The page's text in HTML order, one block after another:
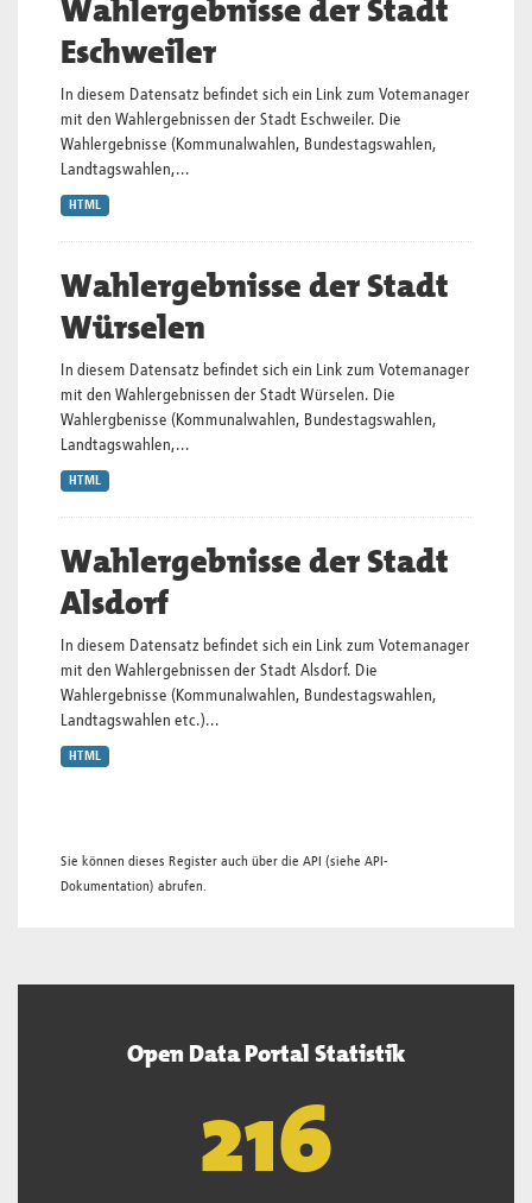
Wahlergebnisse der Stadt
Eschweiler
In diesem Datensatz befindet sich ein Link zum Votemanager
mit den Wahlergebnissen der Stadt Eschweiler. Die
Wahlergebnisse (Kommunalwahlen, Bundestagswahlen,
Landtagswahlen,...
HTML
Wahlergebnisse der Stadt
Würselen
In diesem Datensatz befindet sich ein Link zum Votemanager
mit den Wahlergebnissen der Stadt Würselen. Die
Wahlergbenisse (Kommunalwahlen, Bundestagswahlen,
Landtagswahlen,...
HTML
Wahlergebnisse der Stadt
Alsdorf
In diesem Datensatz befindet sich ein Link zum Votemanager
mit den Wahlergebnissen der Stadt Alsdorf. Die
Wahlergebnisse (Kommunalwahlen, Bundestagswahlen,
Landtagswahlen etc.)...
HTML
Sie können dieses Register auch über die API (siehe API-
Dokumentation) abrufen.
Open Data Portal Statistik
219